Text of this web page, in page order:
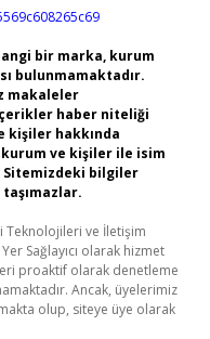
bir marka, kurum
bulunmamaktadır.
makaleler
haber niteliği
kişiler hakkında
kurum ve kişiler ile isim
bilgiler
Teknolojileri ve İletişim
Sağlayıcı olarak hizmet
proaktif olarak denetleme
Ancak, üyelerimiz
olup, siteye üye olarak